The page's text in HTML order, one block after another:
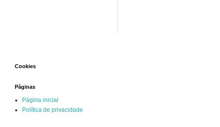
Cookies
Páginas
Página inicial
Política de privacidade